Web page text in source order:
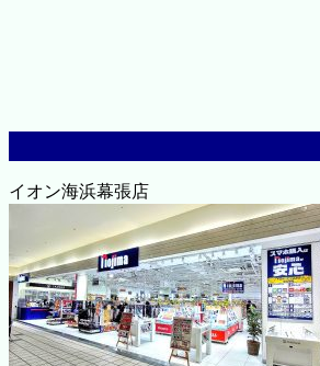
イオン海浜幕張店